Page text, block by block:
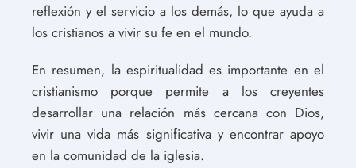
reflexión y el servicio a los demás, lo que ayuda a
los cristianos a vivir su fe en el mundo.
En resumen, la espiritualidad es importante en el
cristianismo porque permite a los creyentes
desarrollar una relación más cercana con Dios,
vivir una vida más significativa y encontrar apoyo
en la comunidad de la iglesia.